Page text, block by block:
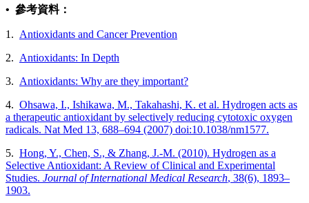
• 參考資料：
1. Antioxidants and Cancer Prevention
2. Antioxidants: In Depth
3. Antioxidants: Why are they important?
4. Ohsawa, I., Ishikawa, M., Takahashi, K. et al. Hydrogen acts as
a therapeutic antioxidant by selectively reducing cytotoxic oxygen
radicals. Nat Med 13, 688–694 (2007) doi:10.1038/nm1577.
5. Hong, Y., Chen, S., & Zhang, J.-M. (2010). Hydrogen as a
Selective Antioxidant: A Review of Clinical and Experimental
Studies. Journal of International Medical Research, 38(6), 1893–
1903.